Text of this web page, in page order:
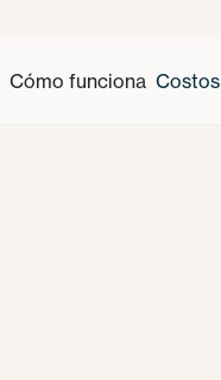
Cómo funciona Costos